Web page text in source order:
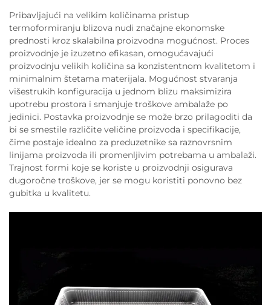
Pribavljajući na velikim količinama pristup
termoformiranju blizova nudi značajne ekonomske
prednosti kroz skalabilna proizvodna mogućnost. Proces
proizvodnje je izuzetno efikasan, omogućavajući
proizvodnju velikih količina sa konzistentnom kvalitetom i
minimalnim štetama materijala. Mogućnost stvaranja
višestrukih konfiguracija u jednom blizu maksimizira
upotrebu prostora i smanjuje troškove ambalaže po
jedinici. Postavka proizvodnje se može brzo prilagoditi da
bi se smestile različite veličine proizvoda i specifikacije,
čime postaje idealno za preduzetnike sa raznovrsnim
linijama proizvoda ili promenljivim potrebama u ambalaži.
Trajnost formi koje se koriste u proizvodnji osigurava
dugoročne troškove, jer se mogu koristiti ponovno bez
gubitka u kvalitetu.